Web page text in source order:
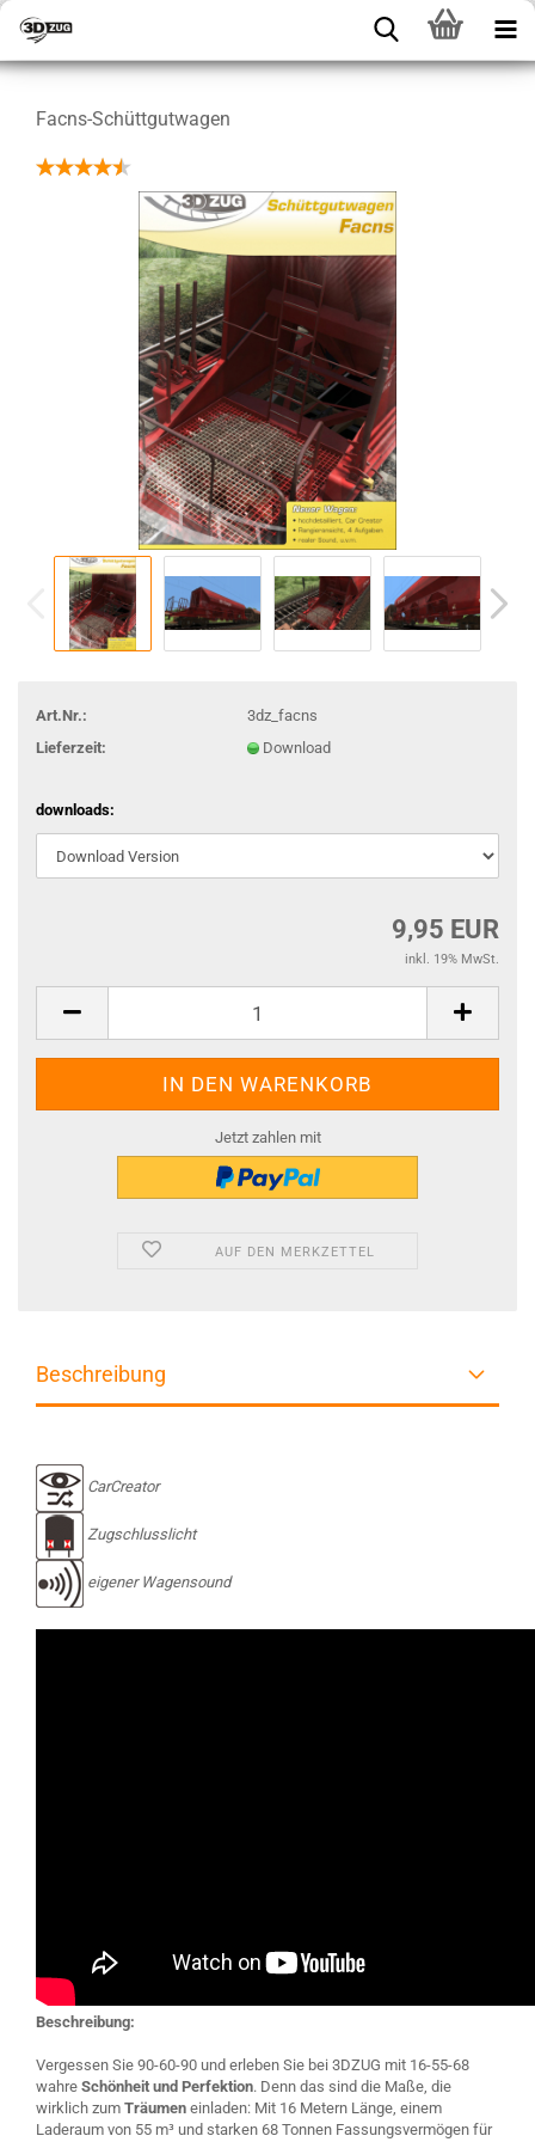
Facns-Schüttgutwagen
Art.Nr.:
3dz_facns
Lieferzeit:
Download
downloads:
9,95 EUR
inkl. 19% MwSt.
Jetzt zahlen mit
AUF DEN MERKZETTEL
Beschreibung
CarCreator
Zugschlusslicht
eigener Wagensound
Beschreibung:
Vergessen Sie 90-60-90 und erleben Sie bei 3DZUG mit 16-55-68
wahre Schönheit und Perfektion. Denn das sind die Maße, die
wirklich zum Träumen einladen: Mit 16 Metern Länge, einem
Laderaum von 55 m³ und starken 68 Tonnen Fassungsvermögen für